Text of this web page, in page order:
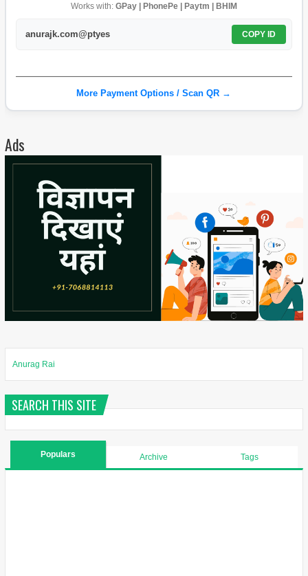
Works with: GPay | PhonePe | Paytm | BHIM
anurajk.com@ptyes COPY ID
More Payment Options / Scan QR →
Ads
Anurag Rai
SEARCH THIS SITE
Populars Archive Tags